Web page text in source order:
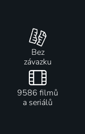
Bez
závazku
9586 filmů
a seriálů